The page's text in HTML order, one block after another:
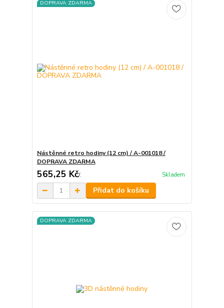
DOPRAVA ZDARMA
Nástěnné retro hodiny (12 cm) / A-001018 /
DOPRAVA ZDARMA
565,25 Kč/. Skladem
Přidat do košíku
DOPRAVA ZDARMA